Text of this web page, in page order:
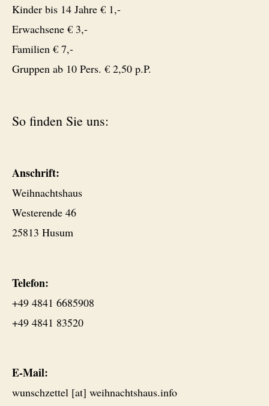
Kinder bis 14 Jahre € 1,-
Erwachsene € 3,-
Familien € 7,-
Gruppen ab 10 Pers. € 2,50 p.P.
So finden Sie uns:
Anschrift:
Weihnachtshaus
Westerende 46
25813 Husum
Telefon:
+49 4841 6685908
+49 4841 83520
E-Mail:
wunschzettel [at] weihnachtshaus.info